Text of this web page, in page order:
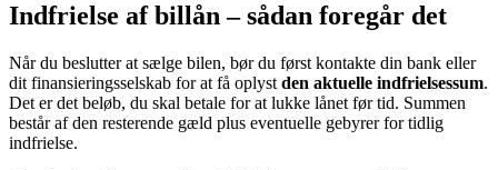
Indfrielse af billån – sådan foregår det
Når du beslutter at sælge bilen, bør du først kontakte din bank eller
dit finansieringsselskab for at få oplyst den aktuelle indfrielsessum.
Det er det beløb, du skal betale for at lukke lånet før tid. Summen
består af den resterende gæld plus eventuelle gebyrer for tidlig
indfrielse.